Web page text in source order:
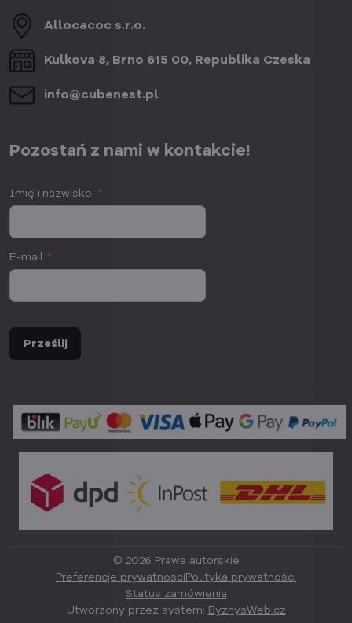
Allocacoc s​.r​.o​.
Kulkova 8, Brno 615 00, Republika Czeska
info​@cubenest​.pl
Pozostań z nami w kontakcie!
Imię i nazwisko: *
E-mail *
Prześlij
© 2026 Prawa autorskie
Preferencje prywatności Polityka prywatności
Status zamówienia
Utworzony przez system: ByznysWeb.cz